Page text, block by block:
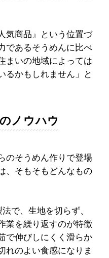
気商品』という位置づ
であるそうめんに比べ
まいの地域によっては
るかもしれません」と
ノウハウ
のそうめん作りで登場
、そもそもどんなもの
で、生地を切らず、
業を繰り返すのが特徴
で伸びしにくく滑らか
れのよい食感になりま